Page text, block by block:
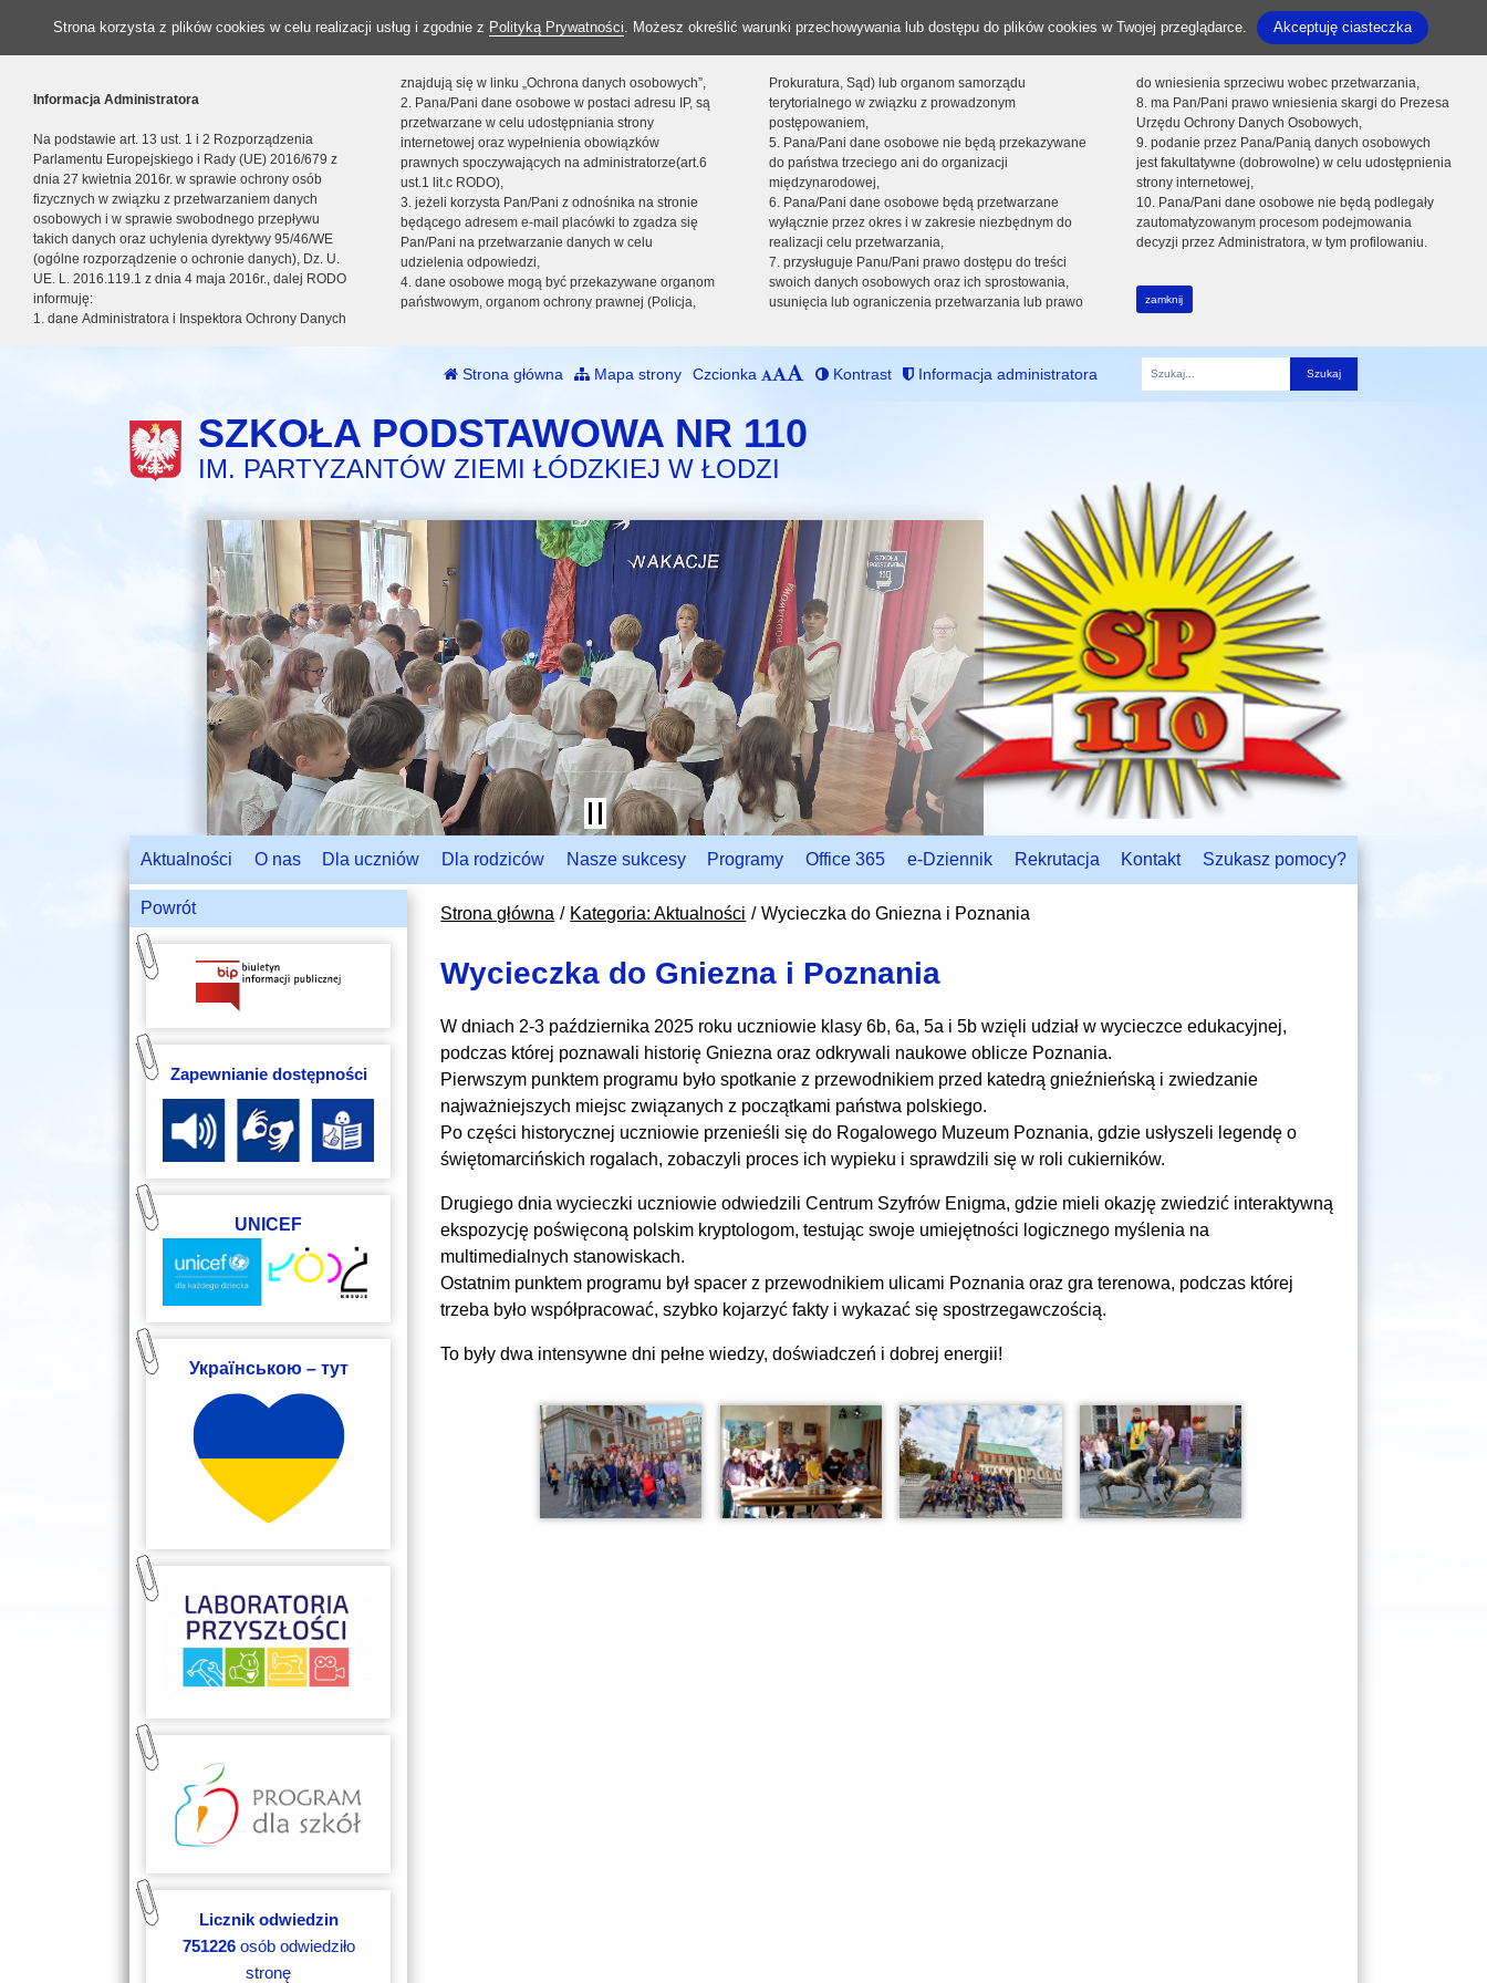
Strona korzysta z plików cookies w celu realizacji usług i zgodnie z Polityką Prywatności. Możesz określić warunki przechowywania lub dostępu do plików cookies w Twojej przeglądarce. Akceptuję ciasteczka
Informacja Administratora
Na podstawie art. 13 ust. 1 i 2 Rozporządzenia
Parlamentu Europejskiego i Rady (UE) 2016/679 z
dnia 27 kwietnia 2016r. w sprawie ochrony osób
fizycznych w związku z przetwarzaniem danych
osobowych i w sprawie swobodnego przepływu
takich danych oraz uchylenia dyrektywy 95/46/WE
(ogólne rozporządzenie o ochronie danych), Dz. U.
UE. L. 2016.119.1 z dnia 4 maja 2016r., dalej RODO
informuję:
1. dane Administratora i Inspektora Ochrony Danych
znajdują się w linku „Ochrona danych osobowych”,
2. Pana/Pani dane osobowe w postaci adresu IP, są
przetwarzane w celu udostępniania strony
internetowej oraz wypełnienia obowiązków
prawnych spoczywających na administratorze(art.6
ust.1 lit.c RODO),
3. jeżeli korzysta Pan/Pani z odnośnika na stronie
będącego adresem e-mail placówki to zgadza się
Pan/Pani na przetwarzanie danych w celu
udzielenia odpowiedzi,
4. dane osobowe mogą być przekazywane organom
państwowym, organom ochrony prawnej (Policja,
Prokuratura, Sąd) lub organom samorządu
terytorialnego w związku z prowadzonym
postępowaniem,
5. Pana/Pani dane osobowe nie będą przekazywane
do państwa trzeciego ani do organizacji
międzynarodowej,
6. Pana/Pani dane osobowe będą przetwarzane
wyłącznie przez okres i w zakresie niezbędnym do
realizacji celu przetwarzania,
7. przysługuje Panu/Pani prawo dostępu do treści
swoich danych osobowych oraz ich sprostowania,
usunięcia lub ograniczenia przetwarzania lub prawo
do wniesienia sprzeciwu wobec przetwarzania,
8. ma Pan/Pani prawo wniesienia skargi do Prezesa
Urzędu Ochrony Danych Osobowych,
9. podanie przez Pana/Panią danych osobowych
jest fakultatywne (dobrowolne) w celu udostępnienia
strony internetowej,
10. Pana/Pani dane osobowe nie będą podlegały
zautomatyzowanym procesom podejmowania
decyzji przez Administratora, w tym profilowaniu.
zamknij
Strona główna Mapa strony Czcionka Kontrast Informacja administratora
Fraza
SZKOŁA PODSTAWOWA NR 110
IM. PARTYZANTÓW ZIEMI ŁÓDZKIEJ W ŁODZI
Aktualności O nas Dla uczniów Dla rodziców Nasze sukcesy Programy Office 365 e-Dziennik Rekrutacja Kontakt Szukasz pomocy?
Strona główna Kategoria: Aktualności Wycieczka do Gniezna i Poznania
Wycieczka do Gniezna i Poznania
W dniach 2-3 października 2025 roku uczniowie klasy 6b, 6a, 5a i 5b wzięli udział w wycieczce edukacyjnej,
podczas której poznawali historię Gniezna oraz odkrywali naukowe oblicze Poznania.
Pierwszym punktem programu było spotkanie z przewodnikiem przed katedrą gnieźnieńską i zwiedzanie
najważniejszych miejsc związanych z początkami państwa polskiego.
Po części historycznej uczniowie przenieśli się do Rogalowego Muzeum Poznania, gdzie usłyszeli legendę o
świętomarcińskich rogalach, zobaczyli proces ich wypieku i sprawdzili się w roli cukierników.
Drugiego dnia wycieczki uczniowie odwiedzili Centrum Szyfrów Enigma, gdzie mieli okazję zwiedzić interaktywną
ekspozycję poświęconą polskim kryptologom, testując swoje umiejętności logicznego myślenia na
multimedialnych stanowiskach.
Ostatnim punktem programu był spacer z przewodnikiem ulicami Poznania oraz gra terenowa, podczas której
trzeba było współpracować, szybko kojarzyć fakty i wykazać się spostrzegawczością.
To były dwa intensywne dni pełne wiedzy, doświadczeń i dobrej energii!
Powrót
Zapewnianie dostępności
UNICEF
Українською – тут
Licznik odwiedzin
751226osób odwiedziło
stronę